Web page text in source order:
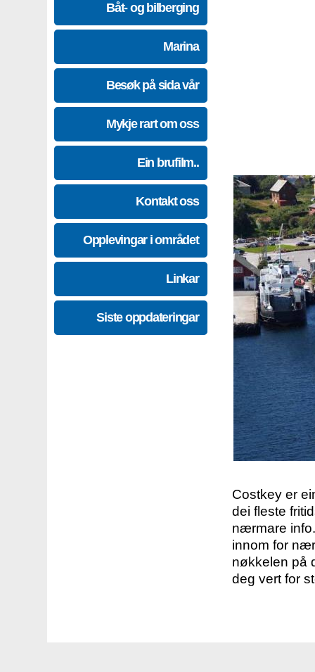
Båt- og bilberging
Marina
Besøk på sida vår
Mykje rart om oss
Ein brufilm..
Kontakt oss
Opplevingar i området
Linkar
Siste oppdateringar
Costkey er
dei fleste
nærmare
innom for
nøkkelen på
deg vert for